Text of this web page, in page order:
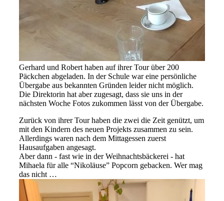
Gerhard und Robert haben auf ihrer Tour über 200
Päckchen abgeladen. In der Schule war eine persönliche
Übergabe aus bekannten Gründen leider nicht möglich.
Die Direktorin hat aber zugesagt, dass sie uns in der
nächsten Woche Fotos zukommen lässt von der Übergabe.
Zurück von ihrer Tour haben die zwei die Zeit genützt, um
mit den Kindern des neuen Projekts zusammen zu sein.
Allerdings waren nach dem Mittagessen zuerst
Hausaufgaben angesagt.
Aber dann - fast wie in der Weihnachtsbäckerei - hat
Mihaela für alle “Nikoläuse” Popcorn gebacken. Wer mag
das nicht …